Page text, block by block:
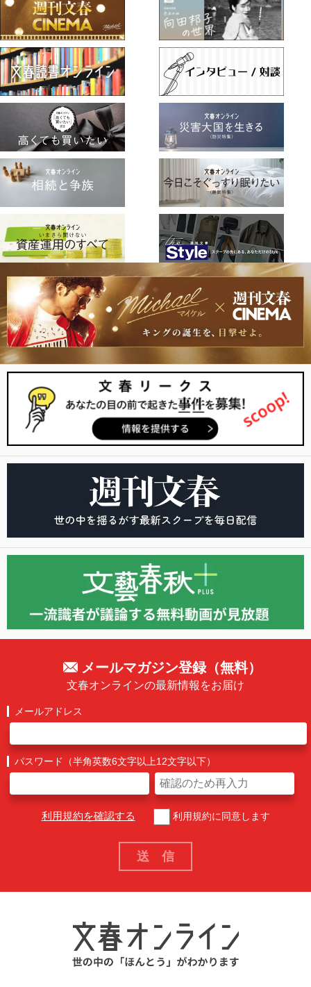
メールマガジン登録（無料）
文春オンラインの最新情報をお届け
メールアドレス
パスワード（半角英数6文字以上12文字以下）
利用規約を確認する 利用規約に同意します